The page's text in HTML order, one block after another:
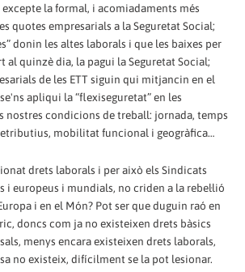
la formal, i acomiadaments més
quotes empresarials a la Seguretat Social;
donin les altes laborals i que les baixes per
al quinzè dia, la pagui la Seguretat Social;
de les ETT siguin qui mitjancin en el
apliqui la “flexiseguretat” en les
nostres condicions de treball: jornada, temps
mobilitat funcional i geogràfica…
drets laborals i per això els Sindicats
i europeus i mundials, no criden a la rebel·lió
i en el Món? Pot ser que duguin raó en
doncs com ja no existeixen drets bàsics
menys encara existeixen drets laborals,
no existeix, difícilment se la pot lesionar.